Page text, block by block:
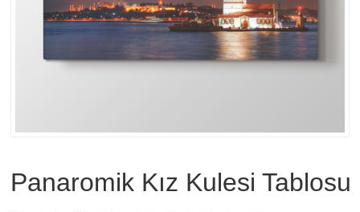
Panaromik Kız Kulesi Tablosu